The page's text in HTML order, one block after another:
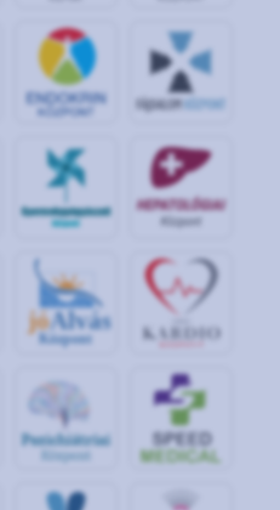
jóAlvás
Központ